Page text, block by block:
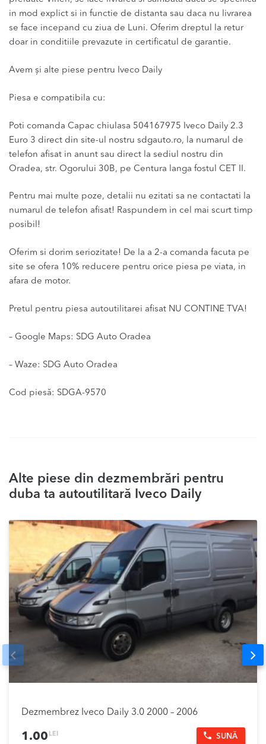
in mod explict si in functie de distanta sau daca nu livrarea
se face incepand cu ziua de Luni. Oferim dreptul la retur
doar in conditiile prevazute in certificatul de garantie.
Avem și alte piese pentru Iveco Daily
Piesa e compatibila cu:
Poti comanda Capac chiulasa 504167975 Iveco Daily 2.3
Euro 3 direct din site-ul nostru sdgauto.ro, la numarul de
telefon afisat in anunt sau direct la sediul nostru din
Oradea, str. Ogorului 30B, pe Centura langa fostul CET II.
Pentru mai multe poze, detalii nu ezitati sa ne contactati la
numarul de telefon afisat! Raspundem in cel mai scurt timp
posibil!
Oferim si dorim seriozitate! De la a 2-a comanda facuta pe
site se ofera 10% reducere pentru orice piesa pe viata, in
afara de motor.
Pretul pentru piesa autoutilitarei afisat NU CONTINE TVA!
– Google Maps: SDG Auto Oradea
– Waze: SDG Auto Oradea
Cod piesă: SDGA-9570
Alte piese din dezmembrări pentru
duba ta autoutilitară Iveco Daily
Dezmembrez Iveco Daily 3.0 2000 – 2006
1.00 LEI SUNĂ
Prev